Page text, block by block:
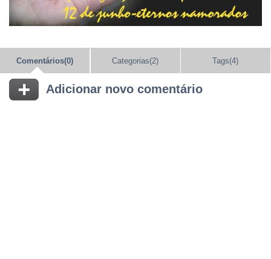
Comentários(0) Categorias(2) Tags(4)
Adicionar novo comentário